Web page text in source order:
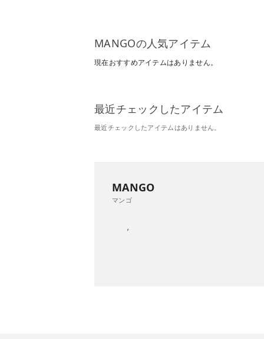
MANGOの人気アイテム
現在おすすめアイテムはありません。
最近チェックしたアイテム
最近チェックしたアイテムはありません。
MANGO
マンゴ